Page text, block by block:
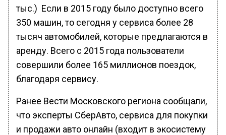
тыс.) Если в 2015 году было доступно всего
350 машин, то сегодня у сервиса более 28
тысяч автомобилей, которые предлагаются в
аренду. Всего с 2015 года пользователи
совершили более 165 миллионов поездок,
благодаря сервису.
Ранее Вести Московского региона сообщали,
что эксперты СберАвто, сервиса для покупки
и продажи авто онлайн (входит в экосистему